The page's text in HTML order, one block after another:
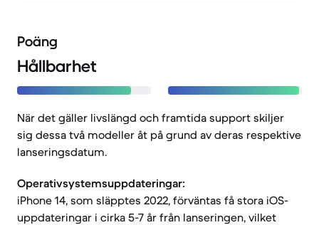
Poäng
Hållbarhet
När det gäller livslängd och framtida support skiljer
sig dessa två modeller åt på grund av deras respektive
lanseringsdatum.
Operativsystemsuppdateringar:
iPhone 14, som släpptes 2022, förväntas få stora iOS-
uppdateringar i cirka 5-7 år från lanseringen, vilket